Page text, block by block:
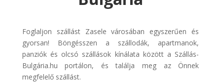
Discover
Cars
Transzfer
Foglaljon szállást Zasele városában egyszerűen és
gyorsan! Böngésszen a szállodák, apartmanok,
panziók és olcsó szállások kínálata között a Szállás-
Bulgária.hu portálon, és találja meg az Önnek
megfelelő szállást.